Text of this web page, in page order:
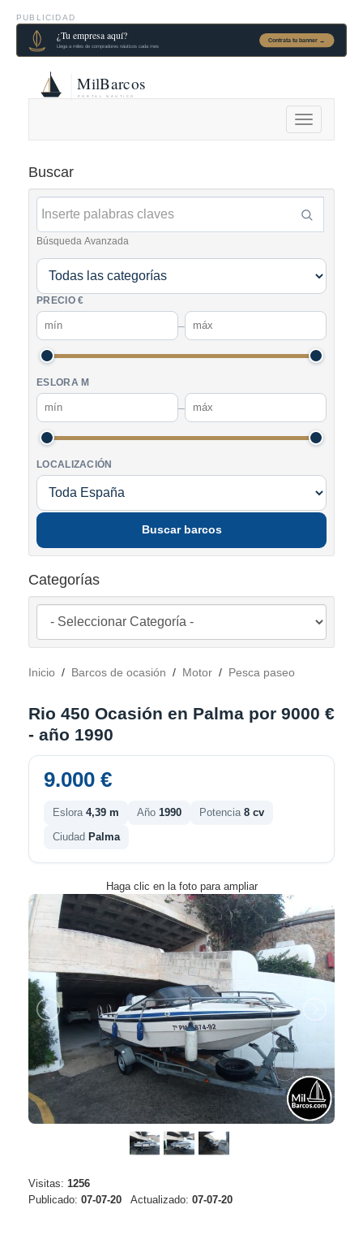
PUBLICIDAD
Alternar
navegación
Buscar
Búsqueda Avanzada
PRECIO €
–
ESLORA M
–
LOCALIZACIÓN
Buscar barcos
Categorías
Inicio / Barcos de ocasión / Motor / Pesca paseo
Rio 450 Ocasión en Palma por 9000 €
- año 1990
9.000 €
Eslora 4,39 m Año 1990 Potencia 8 cv
Ciudad Palma
Haga clic en la foto para ampliar
Visitas: 1256
Publicado: 07-07-20 Actualizado: 07-07-20